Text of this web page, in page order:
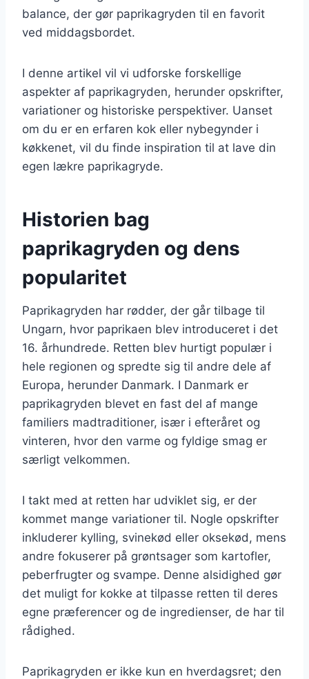
balance, der gør paprikagryden til en favorit
ved middagsbordet.
I denne artikel vil vi udforske forskellige
aspekter af paprikagryden, herunder opskrifter,
variationer og historiske perspektiver. Uanset
om du er en erfaren kok eller nybegynder i
køkkenet, vil du finde inspiration til at lave din
egen lækre paprikagryde.
Historien bag
paprikagryden og dens
popularitet
Paprikagryden har rødder, der går tilbage til
Ungarn, hvor paprikaen blev introduceret i det
16. århundrede. Retten blev hurtigt populær i
hele regionen og spredte sig til andre dele af
Europa, herunder Danmark. I Danmark er
paprikagryden blevet en fast del af mange
familiers madtraditioner, især i efteråret og
vinteren, hvor den varme og fyldige smag er
særligt velkommen.
I takt med at retten har udviklet sig, er der
kommet mange variationer til. Nogle opskrifter
inkluderer kylling, svinekød eller oksekød, mens
andre fokuserer på grøntsager som kartofler,
peberfrugter og svampe. Denne alsidighed gør
det muligt for kokke at tilpasse retten til deres
egne præferencer og de ingredienser, de har til
rådighed.
Paprikagryden er ikke kun en hverdagsret; den